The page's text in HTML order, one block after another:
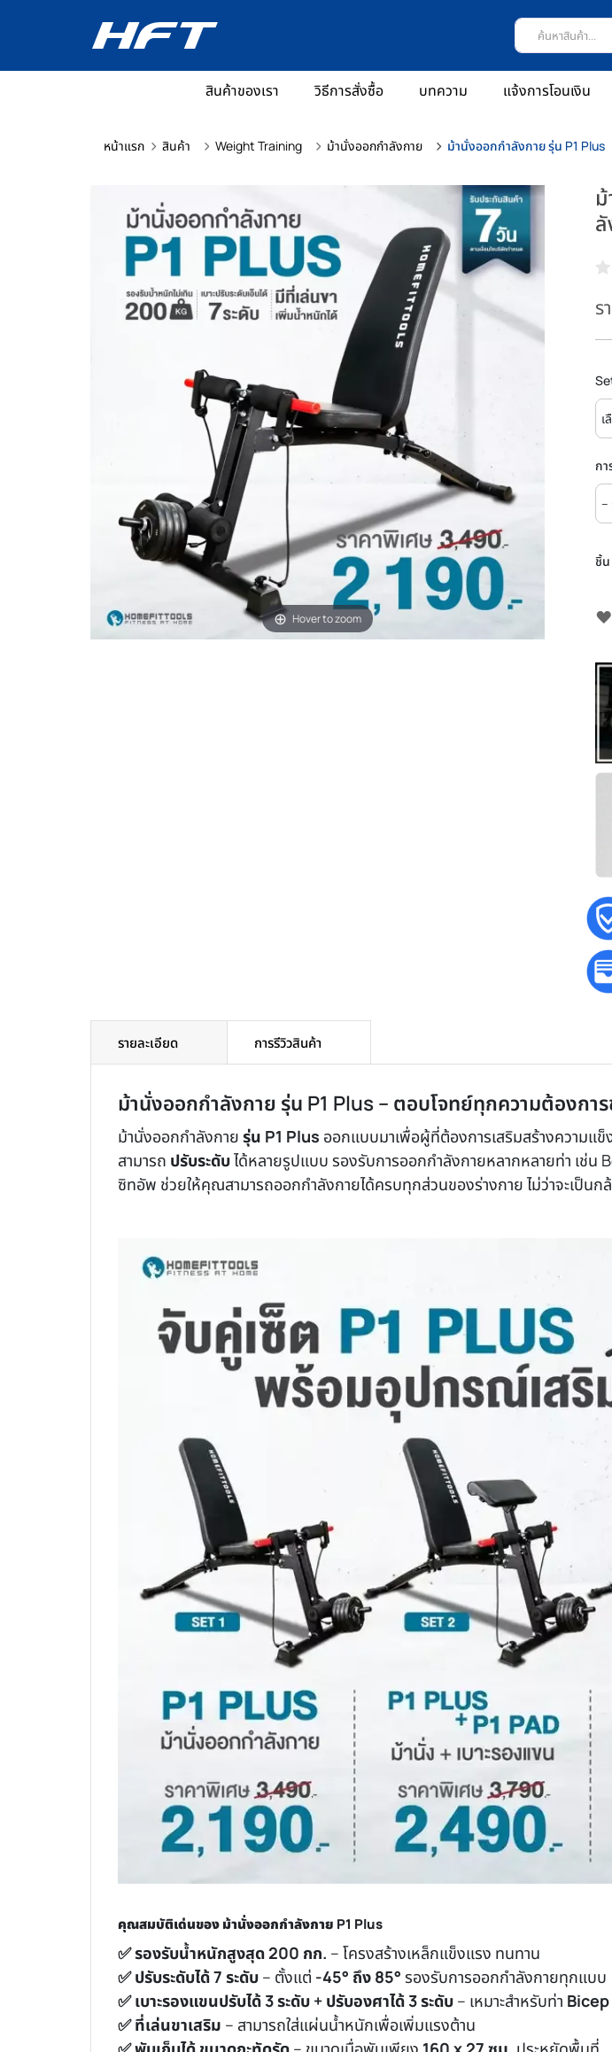
สินค้าของเรา วิธีการสั่งซื้อ บทความ แจ้งการโอนเงิน
หน้าแรก สินค้า Weight Training ม้านั่งออกกำลังกาย ม้านั่งออกกําลังกาย รุ่น P1 Plus
Hover to zoom
ร
ก
ชิ้น
รายละเอียด
ม้านั่งออกกำลังกาย รุ่น P1 Plus – ตอบโจทย์ทุกความต้องกา
ม้านั่งออกกำลังกาย รุ่น P1 Plus ออกแบบมาเพื่อผู้ที่ต้องการเสริมสร้างความแ
สามารถ ปรับระดับได้หลายรูปแบบ รองรับการออกกำลังกายหลากหลายท่า เช่
ซิทอัพ ช่วยให้คุณสามารถออกกำลังกายได้ครบทุกส่วนของร่างกาย ไม่ว่าจะเป็นก
คุณสมบัติเด่นของ ม้านั่งออกกำลังกาย P1 Plus
✅ รองรับน้ำหนักสูงสุด 200 กก. – โครงสร้างเหล็กแข็งแรง ทนทาน
✅ ปรับระดับได้ 7 ระดับ – ตั้งแต่ -45° ถึง 85° รองรับการออกกำลังกายทุกแบบ
✅ เบาะรองแขนปรับได้ 3 ระดับ + ปรับองศาได้ 3 ระดับ – เหมาะสำหรับท่า
✅ ที่เล่นขาเสริม – สามารถใส่แผ่นน้ำหนักเพื่อเพิ่มแรงต้าน
การรีวิวสินค้า